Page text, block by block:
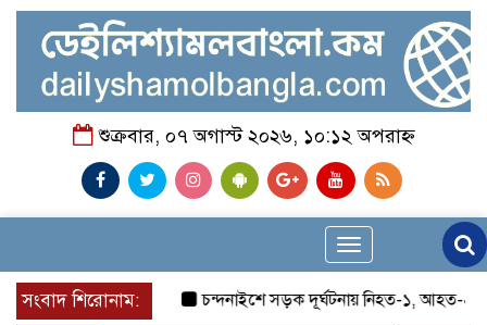
শুক্রবার, ০৭ অগাস্ট ২০২৬, ১০:১২ অপরাহ্ন
Toggle
navigation
সংবাদ শিরোনাম:
চন্দনাইশে সড়ক দূর্ঘটনায় নিহত-১, আহত-২